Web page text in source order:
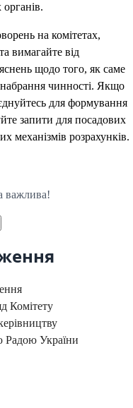
на комітетах,
вимагайте від
щодо того, як саме
набрання чинності. Якщо
для формування
запити для посадових
механізмів розрахунків.
важлива!
Комітету
України